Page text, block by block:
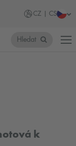
CZ | CS
Hledat
k